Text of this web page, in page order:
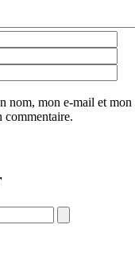
nom, mon e-mail et mon
commentaire.